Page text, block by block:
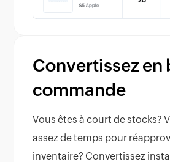
Convertissez en
commande
Vous êtes à court de stocks?
assez de temps pour
inventaire? Convertissez